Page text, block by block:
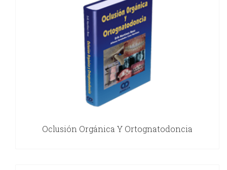
Oclusión Orgánica Y Ortognatodoncia